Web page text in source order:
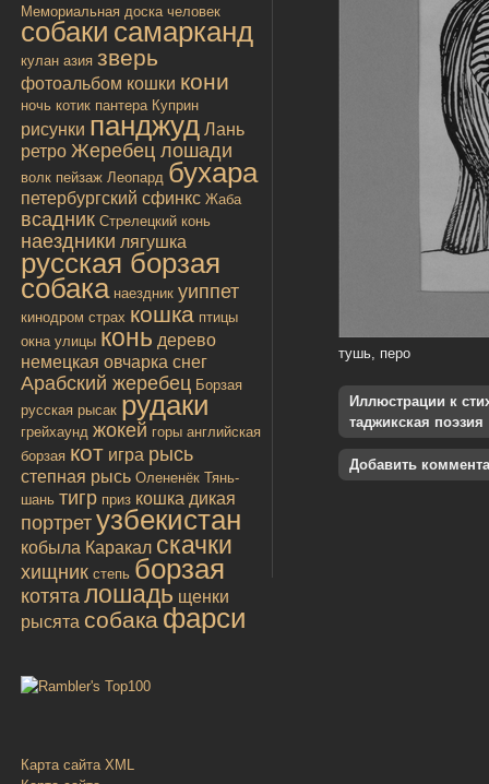
Мемориальная доска человек
собаки самарканд
кулан азия зверь
фотоальбом кошки кони
ночь котик пантера Куприн
рисунки панджуд Лань
ретро Жеребец лошади
волк пейзаж Леопард бухара
петербургский сфинкс Жаба
всадник Стрелецкий конь
наездники лягушка
русская борзая
собака наездник уиппет
кинодром страх кошка птицы
окна улицы конь дерево
немецкая овчарка снег
Арабский жеребец Борзая
русская рысак рудаки
грейхаунд жокей горы английская
борзая кот игра рысь
степная рысь Олененёк Тянь-
шань тигр приз кошка дикая
портрет узбекистан
кобыла Каракал скачки
хищник степь борзая
котята лошадь щенки
рысята собака фарси
Карта сайта XML
тушь, перо
Иллюстрации к
таджикская поэзия
Добавить